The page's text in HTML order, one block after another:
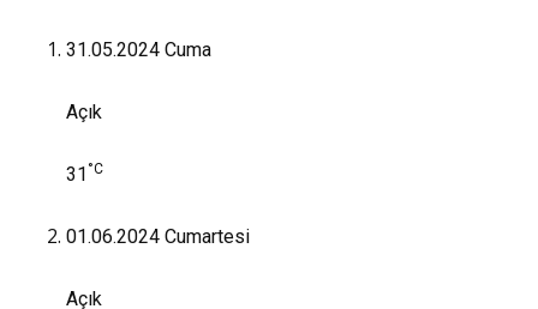
31.05.2024 Cuma
Açık
31 °C
01.06.2024 Cumartesi
Açık